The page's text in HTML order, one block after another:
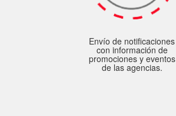
Envío de notificaciones
con información de
promociones y eventos
de las agencias.